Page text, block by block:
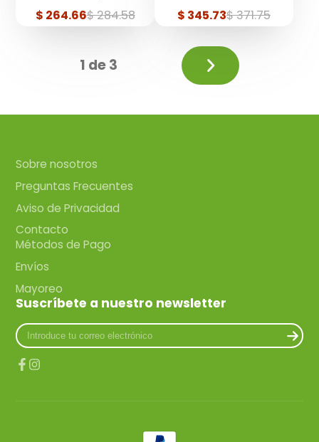
Precio
de
$ 264.66Precio
regular
$ 284.58 Precio
de
$ 345.73Precio
regular
$ 371.75
1 de 3 Siguiente
página
Sobre nosotros
Preguntas Frecuentes
Aviso de Privacidad
Contacto
Métodos de Pago
Envíos
Mayoreo
Suscríbete a nuestro newsletter
Introduce
tu
correo
electrónico